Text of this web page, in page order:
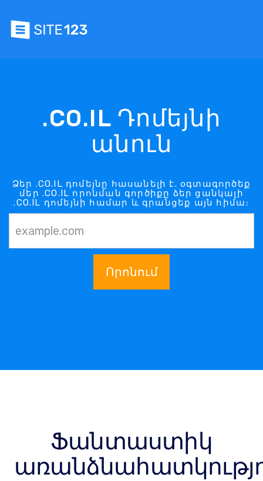
.CO.IL Դոմեյնի
անուն
Ձեր .CO.IL դոմեյնը հասանելի է. օգտագործեք
մեր .CO.IL որոնման գործիքը ձեր ցանկալի
.CO.IL դոմեյնի համար և գրանցեք այն հիմա։
Որոնում
Ֆանտաստիկ